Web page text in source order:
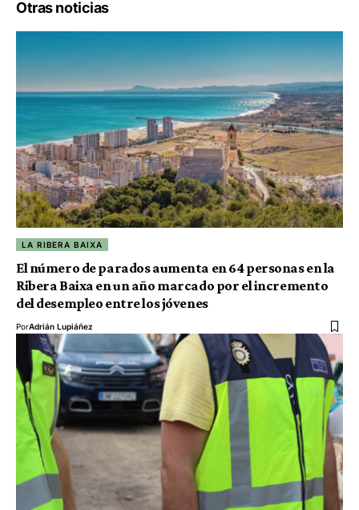
Otras noticias
LA RIBERA BAIXA
El número de parados aumenta en 64 personas en la
Ribera Baixa en un año marcado por el incremento
del desempleo entre los jóvenes
PorAdrián Lupiáñez